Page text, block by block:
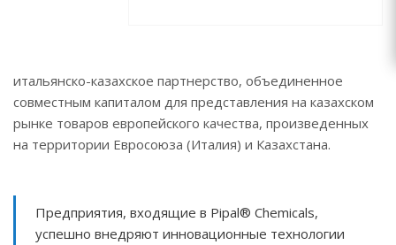
итальянско-казахское партнерство, объединенное
совместным капиталом для представления на казахском
рынке товаров европейского качества, произведенных
на территории Евросоюза (Италия) и Казахстана.
Предприятия, входящие в Pipal® Chemicals,
успешно внедряют инновационные технологии